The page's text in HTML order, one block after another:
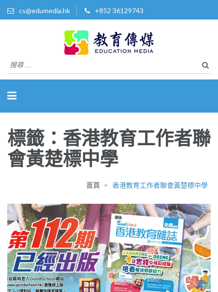
cs@edumedia.hk +852 36129743
教育傳媒集團有限公司
搜
尋
標籤：香港教育工作者聯
會黃楚標中學
首頁 > 香港教育工作者聯會黃楚標中學